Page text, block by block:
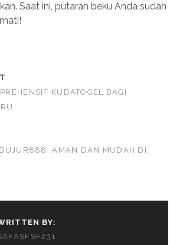
Saat ini, putaran beku Anda sudah
KUDATOGEL BAGI
AMAN DAN MUDAH DI
BY: